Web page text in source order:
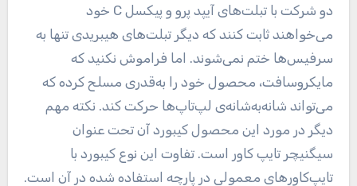
دو شرکت با تبلت‌های آیپد پرو و پیکسل C خود
می‌خواهند ثابت کنند که دیگر تبلت‌های هیبریدی تنها به
سرفیس‌ها ختم نمی‌شوند. اما فراموش نکنید که
مایکروسافت، محصول خود را به‌قدری مسلح کرده که
می‌تواند شانه‌به‌شانه‌ی لپ‌تاپ‌ها حرکت کند. نکته مهم
دیگر در مورد این محصول کیبورد آن تحت عنوان
سیگنیچر تایپ کاور است. تفاوت این نوع کیبورد با
تایپ‌کاورهای معمولی در پارچه استفاده شده در آن است.